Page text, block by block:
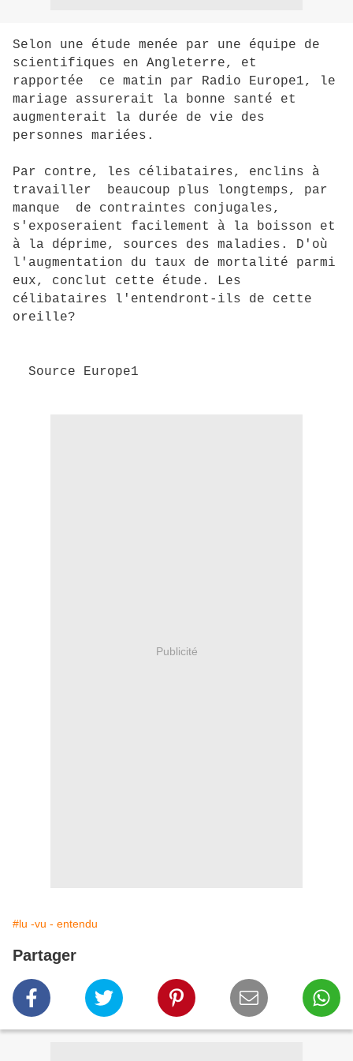
Selon une étude menée par une équipe de
scientifiques en Angleterre, et
rapportée ce matin par Radio Europe1, le
mariage assurerait la bonne santé et
augmenterait la durée de vie des
personnes mariées.
Par contre, les célibataires, enclins à
travailler beaucoup plus longtemps, par
manque de contraintes conjugales,
s'exposeraient facilement à la boisson et
à la déprime, sources des maladies. D'où
l'augmentation du taux de mortalité parmi
eux, conclut cette étude. Les
célibataires l'entendront-ils de cette
oreille?
Source Europe1
Publicité
#lu -vu - entendu
Partager